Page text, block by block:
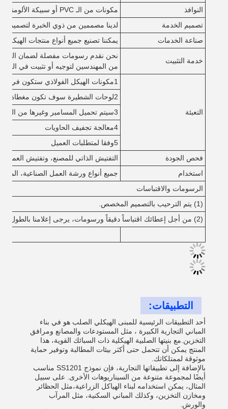
النوافذ
مكونات من الـ PVC أو سبيكة الألومنيوم
تصميم الخدمة
لدينا مصممين من ذوي الخبرة لتصميم.
صناعة الخدمات
يمكننا تصنيع جميع أنواع منتجات الهيكل
خدمة التثبيت
نحن نقدم رسومات مفصلة لضمان
من المهندسين لتوجيه أو تثبيت في
التعبئة
1مكونات الهيكل الفولاذي ستكون في عبوة عارية مع حماية مناسبة.
2لوحات الشطيرة سوف تكون مغطاة بفيلم بلاستيكي
3سيتم تحميل المسامير وغيرها من الملحقات في صناديق خشبية.
4معالجة تجفيف الحاويات
5وفقا لمتطلبات العميل
فحص الجودة
التفتيش الذاتي للمصنع، وتفتيش
استخدام
جميع أنواع ورشة العمل الصناعية،
الرسومات والاقتباسات
(1) يتم الترحيب بالتصميم المخصص.
(2) من أجل إعطائك اقتباساً دقيقاً ورسومات، يرجى إعلامنا بالطول والعرض وارتفاع السقف والطقس المحلي.
التطبيقات:
أحد التطبيقات الرئيسية للمبنى الهيكلي الصلب هو في بناء
المباني التجارية الكبيرة ، مثل المستودعات والمصانع ومرافق
التخزين.مع بنيتها الصلبية الهيكلية ذات السبائك القوية، هذا
المنتج يمكن أن تتحمل حتى أكثر بيئات المطالبة وتوفير حماية
موثوقة لممتلكاتك.
بالإضافة إلى تطبيقاتها التجارية، فإن نموذج SS1201 مناسب
أيضًا لمجموعة متنوعة من السيناريوهات الأخرى. على سبيل
المثال، يمكن استخدامه لبناء الهياكل الزراعية،مثل الحظائر
ومخازن التخزين، وكذلك المباني السكنية، مثل المرآب
والورش.